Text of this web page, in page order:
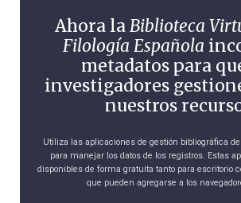
Ahora laBiblioteca
Filología Española
metadatos para
investigadores
nuestros
Utiliza las aplicaciones de gestión bibliográfica de
para manejar los datos de los registros. Estas
disponibles de forma gratuita tanto para escritorio
que pueden agregarse a los